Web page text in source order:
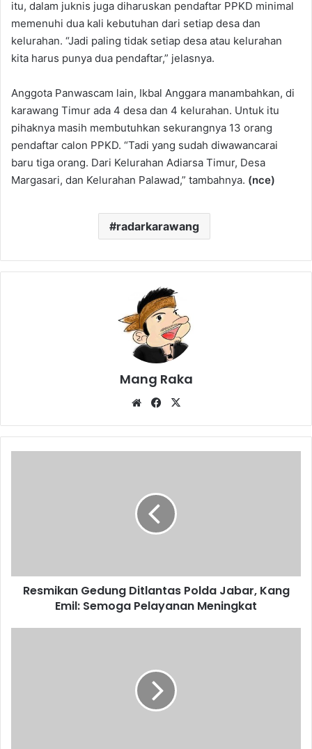
itu, dalam juknis juga diharuskan pendaftar PPKD minimal
memenuhi dua kali kebutuhan dari setiap desa dan
kelurahan. “Jadi paling tidak setiap desa atau kelurahan
kita harus punya dua pendaftar,” jelasnya.
Anggota Panwascam lain, Ikbal Anggara manambahkan, di
karawang Timur ada 4 desa dan 4 kelurahan. Untuk itu
pihaknya masih membutuhkan sekurangnya 13 orang
pendaftar calon PPKD. “Tadi yang sudah diwawancarai
baru tiga orang. Dari Kelurahan Adiarsa Timur, Desa
Margasari, dan Kelurahan Palawad,” tambahnya. (nce)
radarkarawang
Mang Raka
WebsiteFacebook
Pelayanan
Meningkat
Resmikan Gedung Ditlantas Polda Jabar, Kang
Emil: Semoga Pelayanan Meningkat